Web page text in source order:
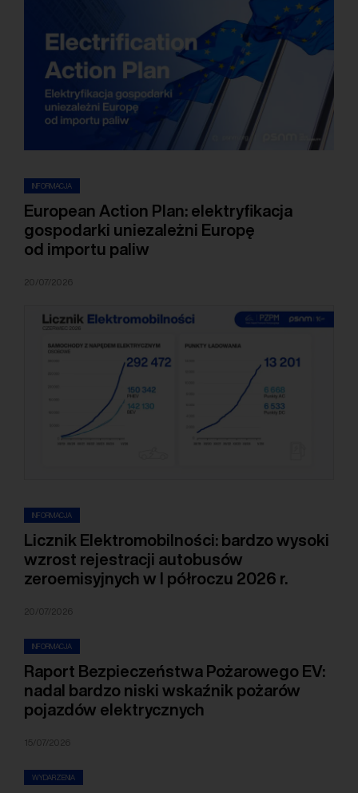
INFORMACJA
European Action Plan: elektryfikacja
gospodarki uniezależni Europę
od importu paliw
20/07/2026
INFORMACJA
Licznik Elektromobilności: bardzo wysoki
wzrost rejestracji autobusów
zeroemisyjnych w I półroczu 2026 r.
20/07/2026
INFORMACJA
Raport Bezpieczeństwa Pożarowego EV:
nadal bardzo niski wskaźnik pożarów
pojazdów elektrycznych
15/07/2026
WYDARZENIA